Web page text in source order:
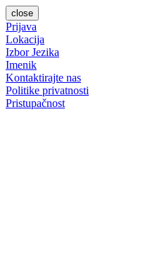
close
Prijava
Lokacija
Izbor Jezika
Imenik
Kontaktirajte nas
Politike privatnosti
Pristupačnost